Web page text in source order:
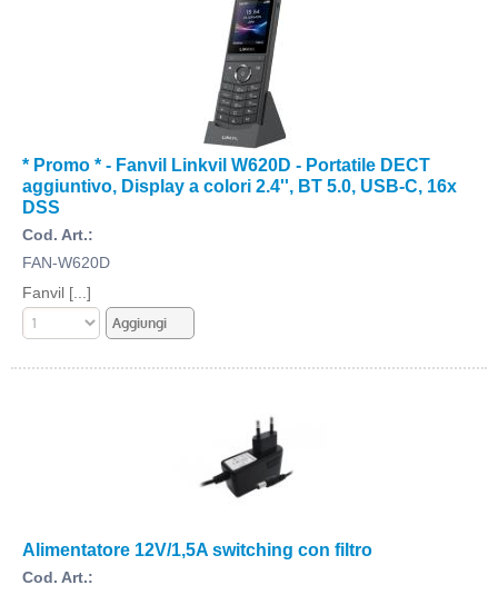
* Promo * - Fanvil Linkvil W620D - Portatile DECT
aggiuntivo, Display a colori 2.4'', BT 5.0, USB-C, 16x
DSS
Cod. Art.:
FAN-W620D
Fanvil [...]
Alimentatore 12V/1,5A switching con filtro
Cod. Art.: